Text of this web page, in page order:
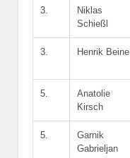
3.
Niklas
Schießl
3. Henrik Beine
5.
Anatolie
Kirsch
5.
Garnik
Gabrieljan